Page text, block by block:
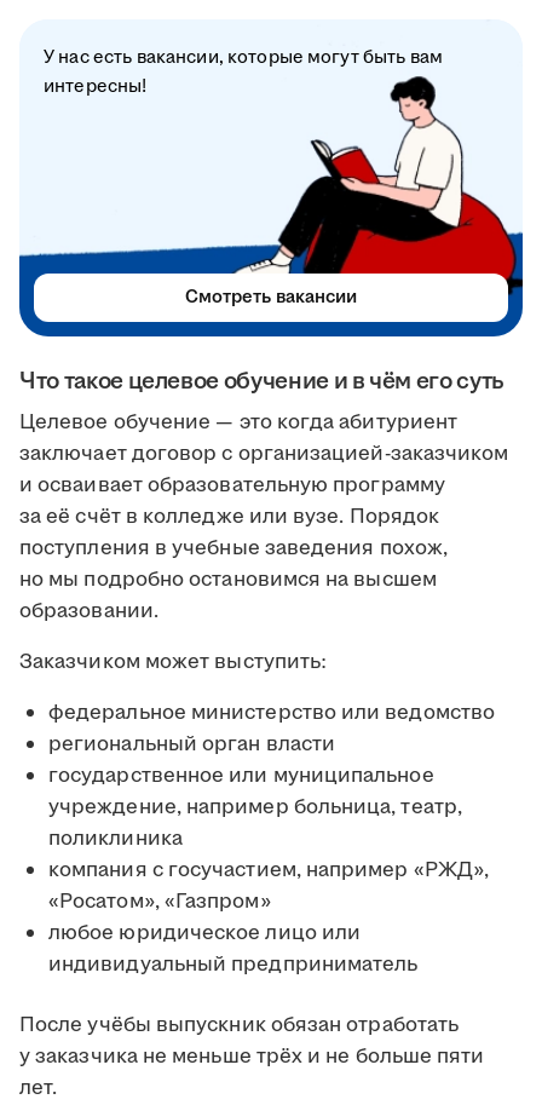
Что такое целевое обучение и в чём его суть
Целевое обучение — это когда абитуриент
заключает договор с организацией-заказчиком
и осваивает образовательную программу
за её счёт в колледже или вузе. Порядок
поступления в учебные заведения похож,
но мы подробно остановимся на высшем
образовании.
Заказчиком может выступить:
федеральное министерство или ведомство
региональный орган власти
государственное или муниципальное
учреждение, например больница, театр,
поликлиника
компания с госучастием, например «РЖД»,
«Росатом», «Газпром»
любое юридическое лицо или
индивидуальный предприниматель
После учёбы выпускник обязан отработать
у заказчика не меньше трёх и не больше пяти
лет.
У нас есть вакансии, которые могут быть вам
интересны!
Смотреть вакансии